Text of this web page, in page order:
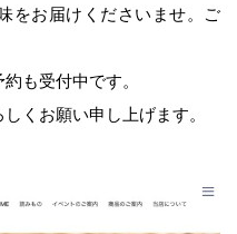
の力
をお届けくださいませ。ご
も受付中です。
くお願い申し上げます。